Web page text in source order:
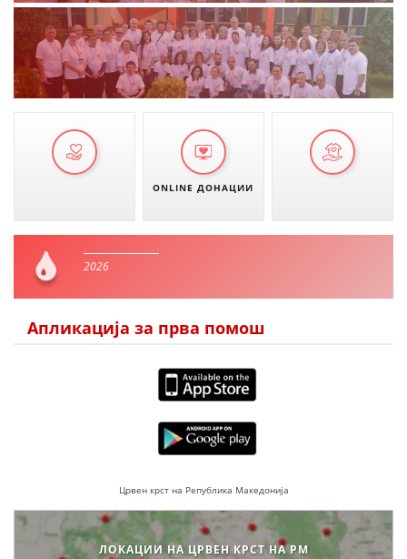
ONLINE ДОНАЦИИ
2026
Апликација за прва помош
Црвен крст на Република Македонија
ЛОКАЦИИ НА ЦРВЕН КРСТ НА РМ